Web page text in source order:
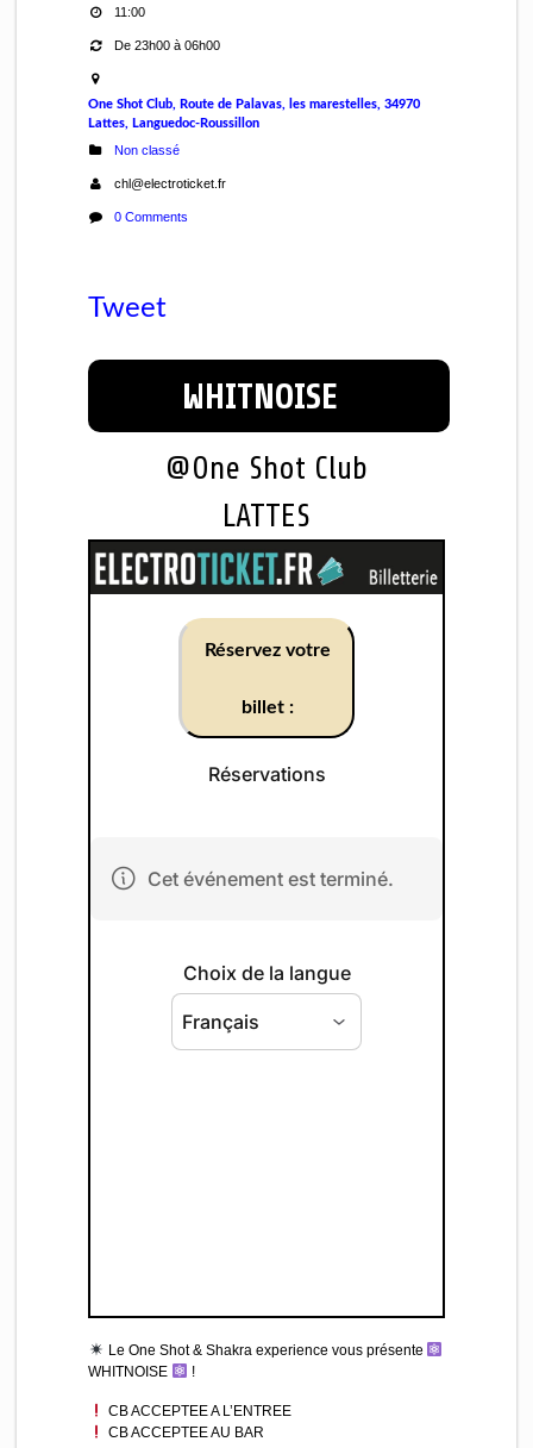
11:00
De 23h00 à 06h00
One Shot Club, Route de Palavas, les marestelles, 34970
Lattes, Languedoc-Roussillon
Non classé
chl@electroticket.fr
0 Comments
Tweet
WHITNOISE
@One Shot Club
LATTES
Réservez votre
billet :
Le One Shot & Shakra experience vous présente
WHITNOISE
!
CB ACCEPTEE A L’ENTREE
CB ACCEPTEE AU BAR